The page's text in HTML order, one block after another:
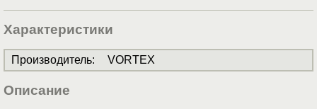
Характеристики
Производитель: VORTEX
Описание